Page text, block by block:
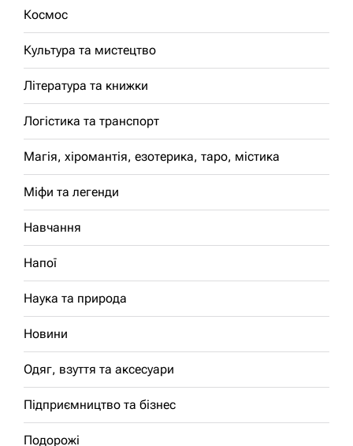
Космос
Культура та мистецтво
Література та книжки
Логістика та транспорт
Магія, хіромантія, езотерика, таро, містика
Міфи та легенди
Навчання
Напої
Наука та природа
Новини
Одяг, взуття та аксесуари
Підприємництво та бізнес
Подорожі